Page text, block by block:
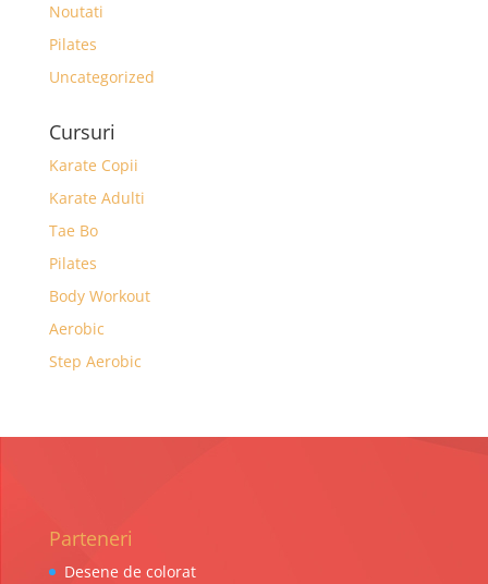
Noutati
Pilates
Uncategorized
Cursuri
Karate Copii
Karate Adulti
Tae Bo
Pilates
Body Workout
Aerobic
Step Aerobic
Parteneri
Desene de colorat